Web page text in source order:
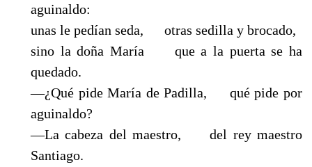
aguinaldo:
unas le pedían seda, otras sedilla y brocado,
sino la doña María que a la puerta se ha
quedado.
—¿Qué pide María de Padilla, qué pide por
aguinaldo?
—La cabeza del maestro, del rey maestro
Santiago.